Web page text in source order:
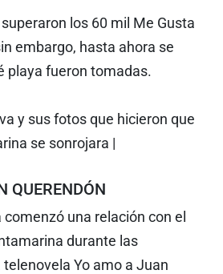
los 60 mil Me Gusta
embargo, hasta ahora se
playa fueron tomadas.
QUERENDÓN
una relación con el
durante las
Yo amo a Juan